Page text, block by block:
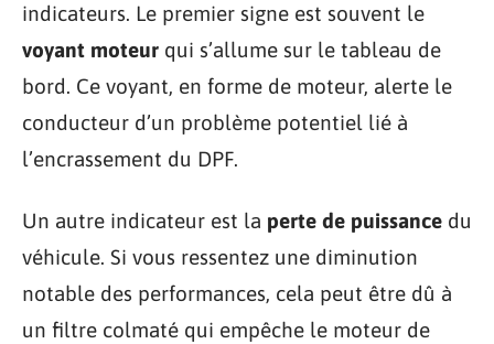
indicateurs. Le premier signe est souvent le
voyant moteur qui s’allume sur le tableau de
bord. Ce voyant, en forme de moteur, alerte le
conducteur d’un problème potentiel lié à
l’encrassement du DPF.
Un autre indicateur est la perte de puissance du
véhicule. Si vous ressentez une diminution
notable des performances, cela peut être dû à
un filtre colmaté qui empêche le moteur de